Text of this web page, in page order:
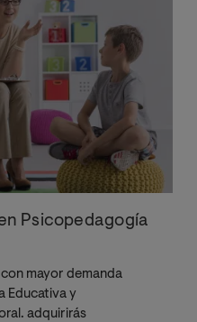
Psicopedagogía
mayor demanda
Educativa y
adquirirás